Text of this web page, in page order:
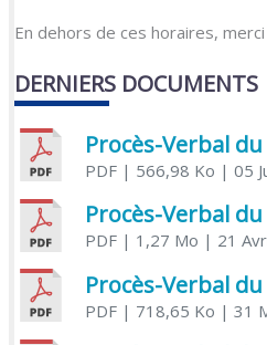
En dehors de ces horaires,
DERNIERS DOCUMENTS
PDF| 566,98 Ko | 05
PDF| 1,27 Mo | 21
PDF| 718,65 Ko | 31